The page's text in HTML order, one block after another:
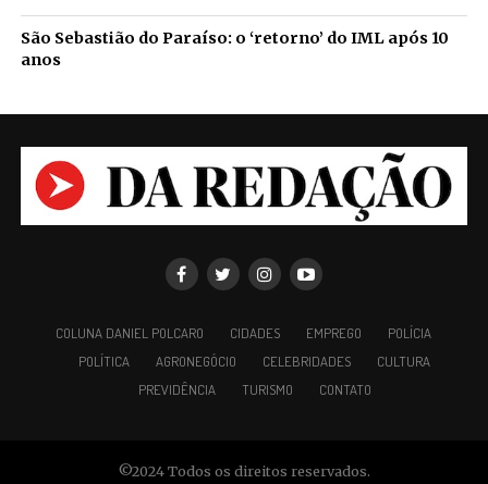
São Sebastião do Paraíso: o ‘retorno’ do IML após 10
anos
COLUNA DANIEL POLCARO CIDADES EMPREGO
POLÍCIA
POLÍTICA
AGRONEGÓCIO CELEBRIDADES
CULTURA
PREVIDÊNCIA
TURISMO CONTATO
©2024 Todos os direitos reservados.